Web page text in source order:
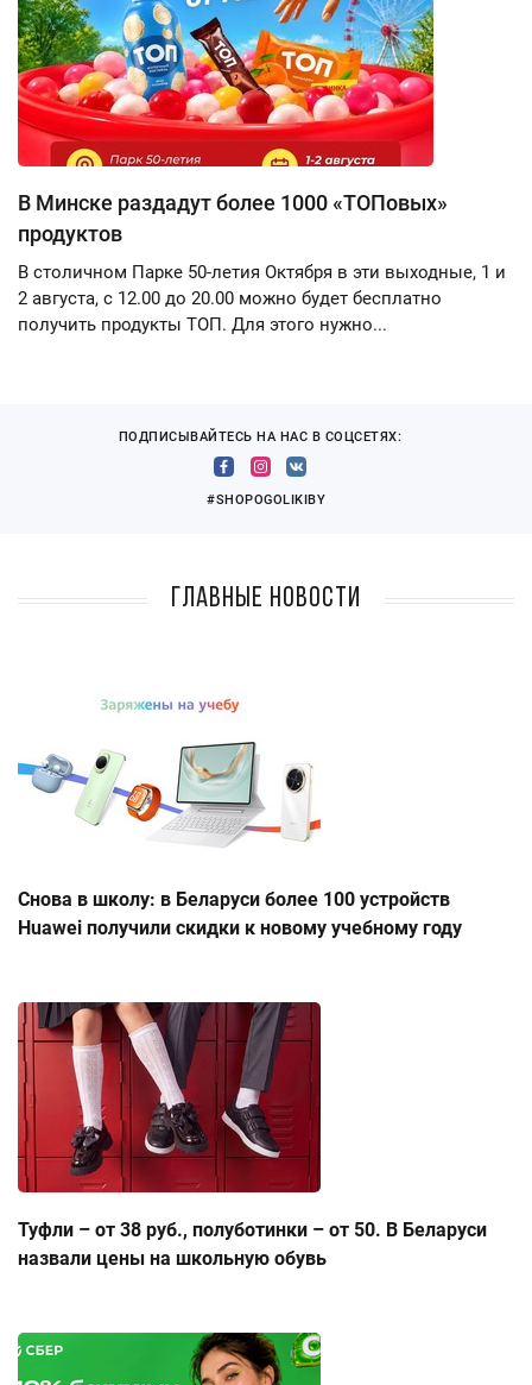
В Минске раздадут более 1000 «ТОПовых»
продуктов
В столичном Парке 50-летия Октября в эти выходные, 1 и
2 августа, с 12.00 до 20.00 можно будет бесплатно
получить продукты ТОП. Для этого нужно...
ПОДПИСЫВАЙТЕСЬ НА НАС В СОЦСЕТЯХ:
#SHOPOGOLIKIBY
Главные новости
Снова в школу: в Беларуси более 100 устройств
Huawei получили скидки к новому учебному году
Туфли – от 38 руб., полуботинки – от 50. В Беларуси
назвали цены на школьную обувь